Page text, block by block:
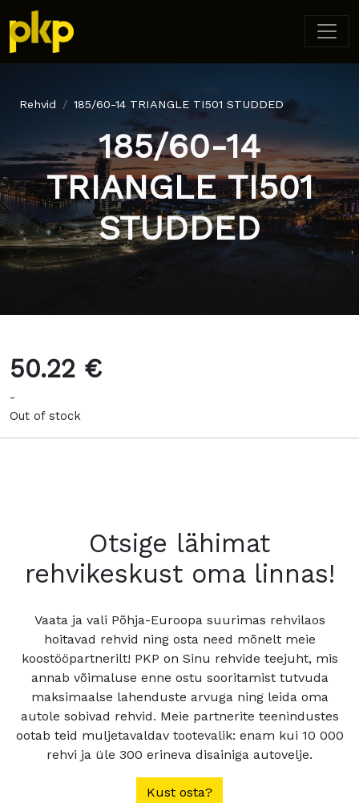
Rehvid 185/60-14 TRIANGLE TI501 STUDDED
185/60-14
TRIANGLE TI501
STUDDED
50.22 €
-
Out of stock
Otsige lähimat
rehvikeskust oma linnas!
Vaata ja vali Põhja-Euroopa suurimas rehvilaos
hoitavad rehvid ning osta need mõnelt meie
koostööpartnerilt! PKP on Sinu rehvide teejuht, mis
annab võimaluse enne ostu sooritamist tutvuda
maksimaalse lahenduste arvuga ning leida oma
autole sobivad rehvid. Meie partnerite teenindustes
ootab teid muljetavaldav tootevalik: enam kui 10 000
rehvi ja üle 300 erineva disainiga autovelje.
Kust osta?